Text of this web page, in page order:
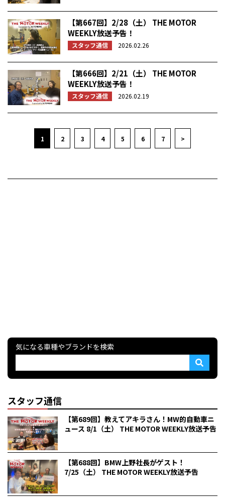
【第667回】2/28（土） THE MOTOR
WEEKLY放送予告！
スタッフ通信 2026.02.26
【第666回】2/21（土） THE MOTOR
WEEKLY放送予告！
スタッフ通信 2026.02.19
1 2 3 4 5 6 7 >
気になる車種やブランドを検索
スタッフ通信
【第689回】教えてアキラさん！MW的自動車ニ
ュース 8/1（土） THE MOTOR WEEKLY放送予告
【第688回】BMW上野社長がゲスト！
7/25（土） THE MOTOR WEEKLY放送予告